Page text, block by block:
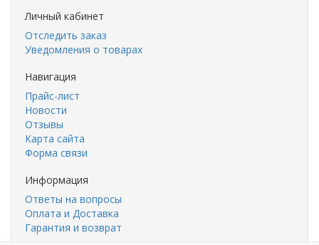
Личный кабинет
Отследить заказ
Уведомления о товарах
Навигация
Прайс-лист
Новости
Отзывы
Карта сайта
Форма связи
Информация
Ответы на вопросы
Оплата и Доставка
Гарантия и возврат